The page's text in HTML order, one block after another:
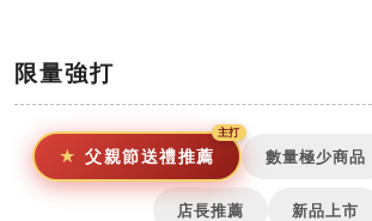
限量強打
父親節送禮推薦 數量極少商品
店長推薦 新品上市